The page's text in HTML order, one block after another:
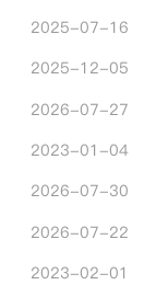
2025-07-16
2025-12-05
2026-07-27
2023-01-04
2026-07-30
2026-07-22
2023-02-01